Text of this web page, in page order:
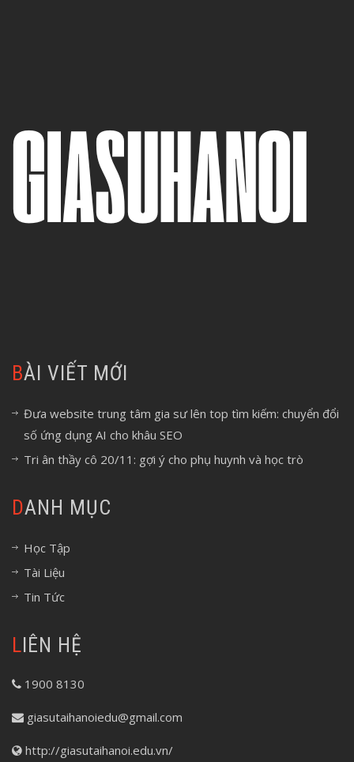
BÀI VIẾT MỚI
Đưa website trung tâm gia sư lên top tìm kiếm: chuyển đổi
số ứng dụng AI cho khâu SEO
Tri ân thầy cô 20/11: gợi ý cho phụ huynh và học trò
DANH MỤC
Học Tập
Tài Liệu
Tin Tức
LIÊN HỆ
1900 8130
giasutaihanoiedu@gmail.com
http://giasutaihanoi.edu.vn/